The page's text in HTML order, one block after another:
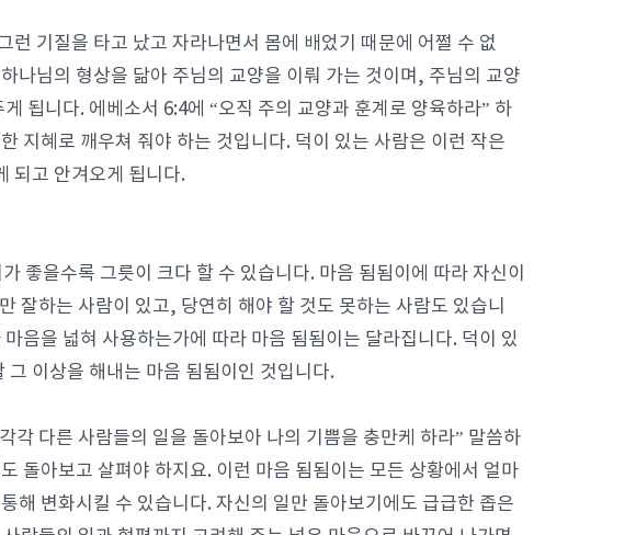
기질을 타고 났고 자라나면서 몸에 배었기 때문에 어쩔 수 없
나님의 형상을 닮아 주님의 교양을 이뤄 가는 것이며, 주님의 교양
됩니다. 에베소서 6:4에 “오직 주의 교양과 훈계로 양육하라” 하
지혜로 깨우쳐 줘야 하는 것입니다. 덕이 있는 사람은 이런 작은
되고 안겨오게 됩니다.
좋을수록 그릇이 크다 할 수 있습니다. 마음 됨됨이에 따라 자신이
잘하는 사람이 있고, 당연히 해야 할 것도 못하는 사람도 있습니
음을 넓혀 사용하는가에 따라 마음 됨됨이는 달라집니다. 덕이 있
이상을 해내는 마음 됨됨이인 것입니다.
각 다른 사람들의 일을 돌아보아 나의 기쁨을 충만케 하라” 말씀하
돌아보고 살펴야 하지요. 이런 마음 됨됨이는 모든 상황에서 얼마
해 변화시킬 수 있습니다. 자신의 일만 돌아보기에도 급급한 좁은